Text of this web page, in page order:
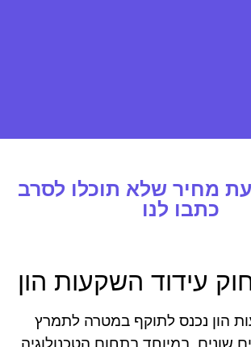
מחיר שלא תוכלו לסרב
כתבו לנו
עידוד השקעות הון
הון נכנס לתוקף במטרה לתמרץ